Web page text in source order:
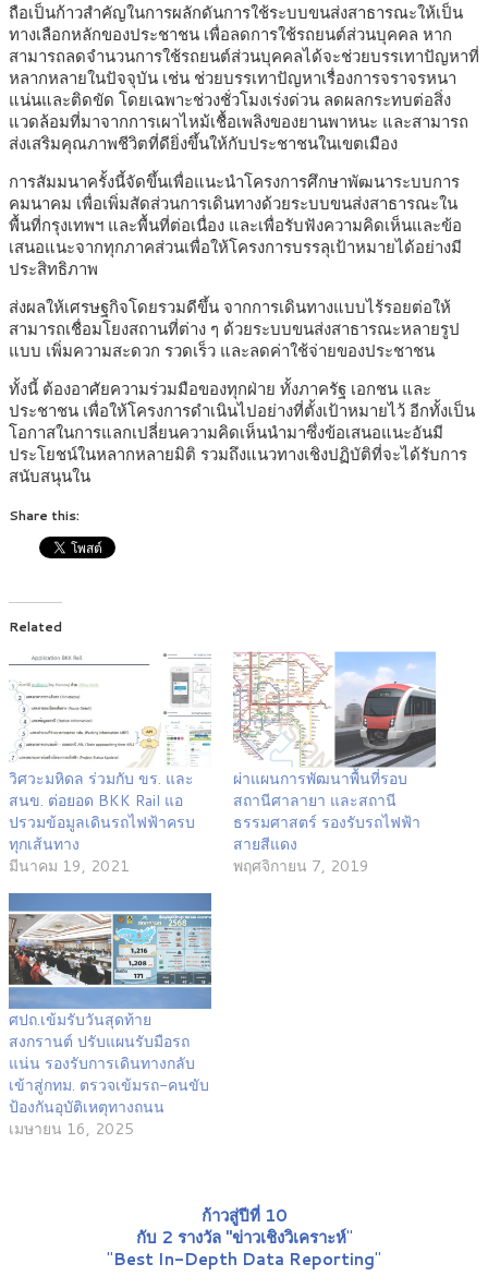
ถือเป็นก้าวสำคัญในการผลักดันการใช้ระบบขนส่งสาธารณะให้เป็น
ทางเลือกหลักของประชาชน เพื่อลดการใช้รถยนต์ส่วนบุคคล หาก
สามารถลดจำนวนการใช้รถยนต์ส่วนบุคคลได้จะช่วยบรรเทาปัญหาที่
หลากหลายในปัจจุบัน เช่น ช่วยบรรเทาปัญหาเรื่องการจราจรหนา
แน่นและติดขัด โดยเฉพาะช่วงชั่วโมงเร่งด่วน ลดผลกระทบต่อสิ่ง
แวดล้อมที่มาจากการเผาไหม้เชื้อเพลิงของยานพาหนะ และสามารถ
ส่งเสริมคุณภาพชีวิตที่ดียิ่งขึ้นให้กับประชาชนในเขตเมือง
การสัมมนาครั้งนี้จัดขึ้นเพื่อแนะนำโครงการศึกษาพัฒนาระบบการ
คมนาคม เพื่อเพิ่มสัดส่วนการเดินทางด้วยระบบขนส่งสาธารณะใน
พื้นที่กรุงเทพฯ และพื้นที่ต่อเนื่อง และเพื่อรับฟังความคิดเห็นและข้อ
เสนอแนะจากทุกภาคส่วนเพื่อให้โครงการบรรลุเป้าหมายได้อย่างมี
ประสิทธิภาพ
ส่งผลให้เศรษฐกิจโดยรวมดีขึ้น จากการเดินทางแบบไร้รอยต่อให้
สามารถเชื่อมโยงสถานที่ต่าง ๆ ด้วยระบบขนส่งสาธารณะหลายรูป
แบบ เพิ่มความสะดวก รวดเร็ว และลดค่าใช้จ่ายของประชาชน
ทั้งนี้ ต้องอาศัยความร่วมมือของทุกฝ่าย ทั้งภาครัฐ เอกชน และ
ประชาชน เพื่อให้โครงการดำเนินไปอย่างที่ตั้งเป้าหมายไว้ อีกทั้งเป็น
โอกาสในการแลกเปลี่ยนความคิดเห็นนำมาซึ่งข้อเสนอแนะอันมี
ประโยชน์ในหลากหลายมิติ รวมถึงแนวทางเชิงปฏิบัติที่จะได้รับการ
สนับสนุนใน
Share this:
Related
วิศวะมหิดล ร่วมกับ ขร. และ
สนข. ต่อยอด BKK Rail แอ
ปรวมข้อมูลเดินรถไฟฟ้าครบ
ทุกเส้นทาง
มีนาคม 19, 2021
ผ่าแผนการพัฒนาพื้นที่รอบ
สถานีศาลายา และสถานี
ธรรมศาสตร์ รองรับรถไฟฟ้า
สายสีแดง
พฤศจิกายน 7, 2019
ศปถ.เข้มรับวันสุดท้าย
สงกรานต์ ปรับแผนรับมือรถ
แน่น รองรับการเดินทางกลับ
เข้าสู่กทม. ตรวจเข้มรถ-คนขับ
ป้องกันอุบัติเหตุทางถนน
เมษายน 16, 2025
ก้าวสู่ปีที่ 10
กับ 2 รางวัล "ข่าวเชิงวิเคราะห์"
"Best In-Depth Data Reporting"